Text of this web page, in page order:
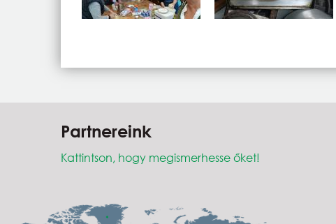
Partnereink
Kattintson, hogy megismerhesse őket!